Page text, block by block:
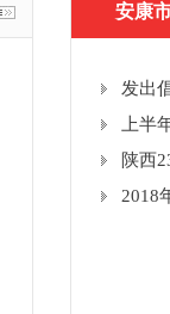
安康
发出
上半
陕西
2018